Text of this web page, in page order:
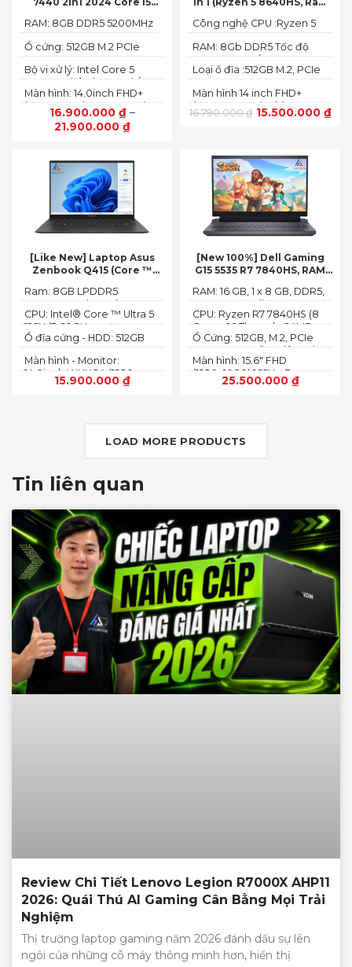
FHD+
16.900.000 ₫–
21.900.000 ₫
Màn hình: 14.0inch FHD+
(1920 x 1200) 60Hz,250 nits
Bộ vi xử lý: Intel Core 5
120U, 10 nhân (2P + 8E) / 12
luồng
Ổ cứng: 512GB M.2 PCIe
RAM: 8GB DDR5 5200MHz
Radeon,14 FHD+ Touch)
16.790.000₫ 15.500.000 ₫
Màn hình 14 inch FHD+
(1920 x 1200 pixels)
Loại ổ đĩa :512GB M.2, PCIe
RAM: 8Gb DDR5 Tốc độ
BUS :5200MT/s
Công nghệ CPU :Ryzen 5
[Like New] Laptop Asus
Zenbook Q415 (Core ™
512GB, 14.0inch WUXGA
OLED, Win 11)
15.900.000 ₫
Màn hình - Monitor:
14.0inch WUXGA (1920 x
1200) 16:10, OLED, 500 nits,
Ổ đĩa cứng - HDD: 512GB
CPU: Intel® Core ™ Ultra 5
125H (3.60GHz up to
4.50GHz, 18MB Cache)
Ram: 8GB LPDDR5
7467MHz on board
[New 100%] Dell Gaming
G15 5535 R7 7840HS, RAM
8G, 15.6-inch FHD 165Hz
Windows 11 Dark Shadow
Gray
25.500.000 ₫
Màn hình: 15.6" FHD
(1920x1080) 165Hz, 3ms,
sRGB-100%,
Ổ Cứng: 512GB, M.2, PCIe
NVMe, SSD-Hỗ trợ lên đến
4 TB (2 khe SSD)
CPU: Ryzen R7 7840HS (8
Cores, 16 Threads, 24MB
Cache, 3.80 GHz up to 5.1
RAM: 16 GB, 1 x 8 GB, DDR5,
4800 MHz -Tối đa 32GB
LOAD MORE PRODUCTS
Tin liên quan
Review Chi Tiết Lenovo Legion R7000X AHP11
2026: Quái Thú AI Gaming Cân Bằng Mọi Trải
Nghiệm
Thị trường laptop gaming năm 2026 đánh dấu sự lên
ngôi của những cỗ máy thông minh hơn, hiển thị